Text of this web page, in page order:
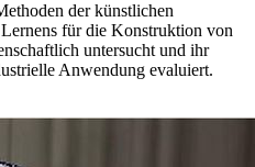
der künstlichen
für die Konstruktion von
untersucht und ihr
Anwendung evaluiert.